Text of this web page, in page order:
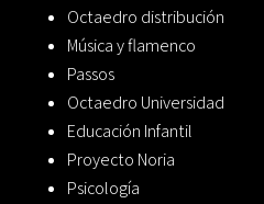
Octaedro distribución
Música y flamenco
Passos
Octaedro Universidad
Educación Infantil
Proyecto Noria
Psicología